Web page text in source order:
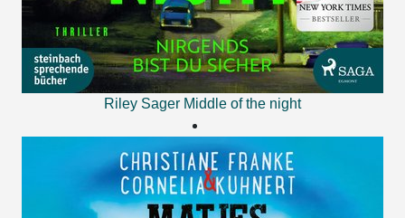
Riley Sager Middle of the night